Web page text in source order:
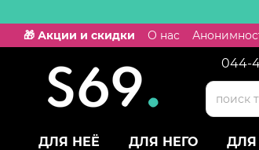
🎁 Акции и скидки
О нас
044-
ДЛЯ НЕЁ ДЛЯ НЕГО ДЛЯ